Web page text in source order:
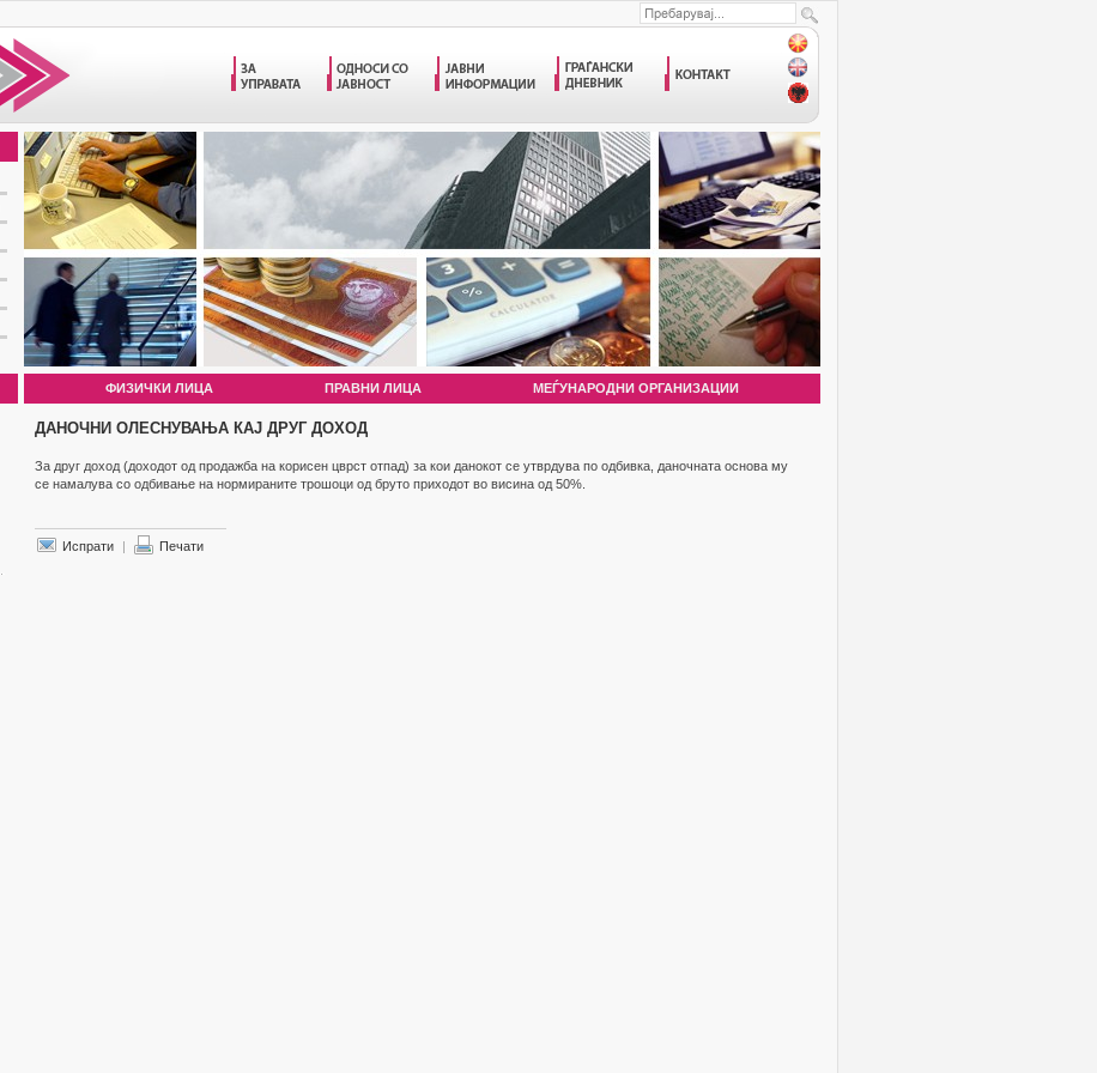
ФИЗИЧКИ ЛИЦА ПРАВНИ ЛИЦА МЕЃУНАРОДНИ ОРГАНИЗАЦИИ
ДАНОЧНИ ОЛЕСНУВАЊА КАЈ ДРУГ ДОХОД
За друг доход (доходот од продажба на корисен цврст отпад) за кои данокот се утврдува по одбивка, даночната основа му
се намалува со одбивање на нормираните трошоци од бруто приходот во висина од 50%.
Испрати | Печати